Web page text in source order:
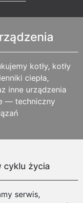
kotły, kotły
ciepła,
inne urządzenia
— techniczny
cyklu życia
serwis,